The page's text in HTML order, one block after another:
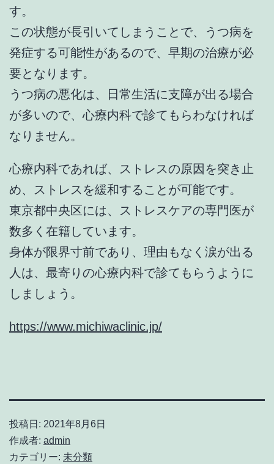
す。
この状態が長引いてしまうことで、うつ病を
発症する可能性があるので、早期の治療が必
要となります。
うつ病の悪化は、日常生活に支障が出る場合
が多いので、心療内科で診てもらわなければ
なりません。
心療内科であれば、ストレスの原因を突き止
め、ストレスを緩和することが可能です。
東京都中央区には、ストレスケアの専門医が
数多く在籍しています。
身体が限界寸前であり、理由もなく涙が出る
人は、最寄りの心療内科で診てもらうように
しましょう。
https://www.michiwaclinic.jp/
投稿日: 2021年8月6日
作成者: admin
カテゴリー: 未分類